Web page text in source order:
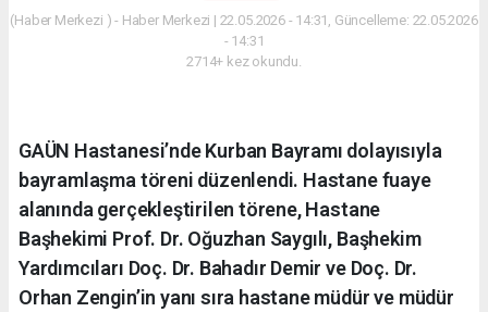
(Haber Merkezi ) - Haber Merkezi | 22.05.2026 - 14:31, Güncelleme: 22.05.2026
- 14:31
2714+ kez okundu.
GAÜN Hastanesi’nde Kurban Bayramı dolayısıyla
bayramlaşma töreni düzenlendi. Hastane fuaye
alanında gerçekleştirilen törene, Hastane
Başhekimi Prof. Dr. Oğuzhan Saygılı, Başhekim
Yardımcıları Doç. Dr. Bahadır Demir ve Doç. Dr.
Orhan Zengin’in yanı sıra hastane müdür ve müdür